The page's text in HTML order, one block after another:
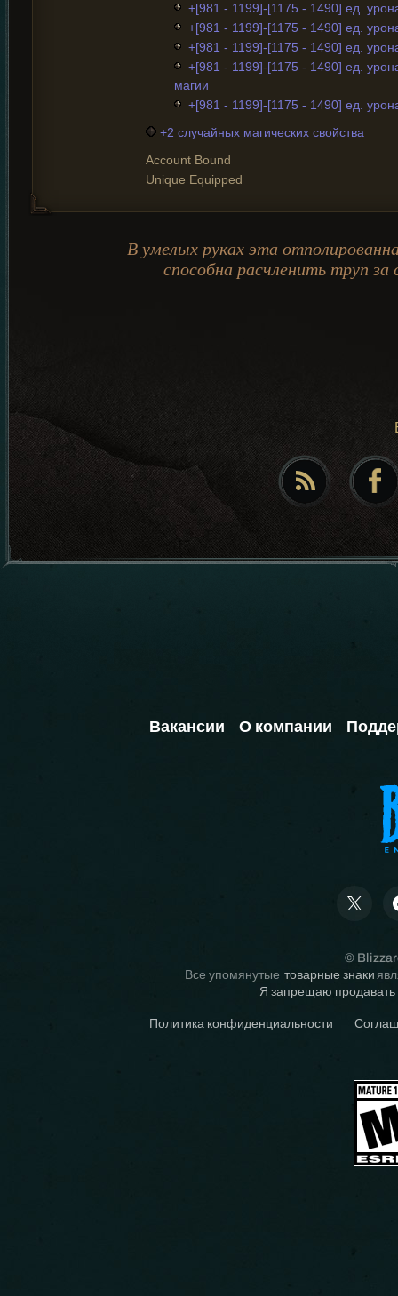
+[981 - 1199]-[1175 - 1490] ед.
+[981 - 1199]-[1175 - 1490] ед.
+[981 - 1199]-[1175 - 1490] ед.
+[981 - 1199]-[1175 - 1490] ед.
магии
+[981 - 1199]-[1175 - 1490] ед.
+2 случайных магических свойства
Account Bound
Unique Equipped
В умелых руках эта
способна расчленить труп